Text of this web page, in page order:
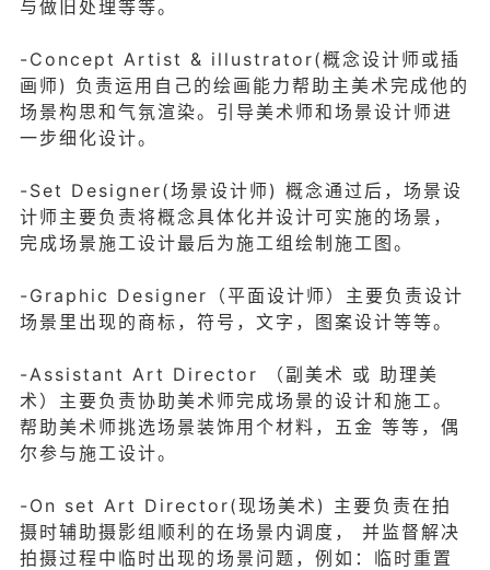
与做旧处理等等。
-Concept Artist & illustrator(概念设计师或插
画师) 负责运用自己的绘画能力帮助主美术完成他的
场景构思和气氛渲染。引导美术师和场景设计师进
一步细化设计。
-Set Designer(场景设计师) 概念通过后，场景设
计师主要负责将概念具体化并设计可实施的场景，
完成场景施工设计最后为施工组绘制施工图。
-Graphic Designer（平面设计师）主要负责设计
场景里出现的商标，符号，文字，图案设计等等。
-Assistant Art Director （副美术 或 助理美
术）主要负责协助美术师完成场景的设计和施工。
帮助美术师挑选场景装饰用个材料，五金 等等，偶
尔参与施工设计。
-On set Art Director(现场美术) 主要负责在拍
摄时辅助摄影组顺利的在场景内调度， 并监督解决
拍摄过程中临时出现的场景问题，例如：临时重置